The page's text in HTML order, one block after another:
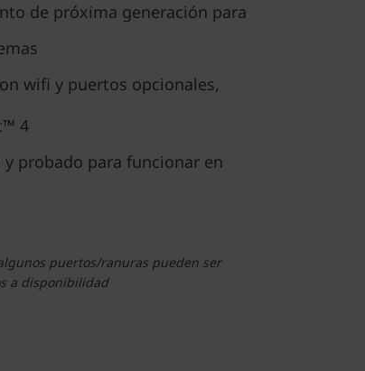
de próxima generación para
wifi y puertos opcionales,
4
probado para funcionar en
puertos/ranuras pueden ser
a disponibilidad